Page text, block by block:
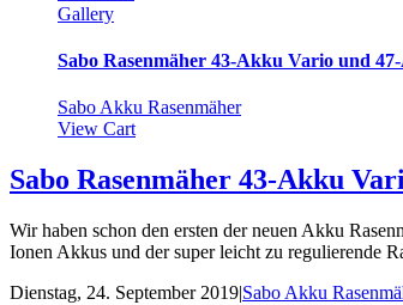
Gallery
Sabo Rasenmäher 43-Akku Vario und
Sabo Akku Rasenmäher
View Cart
Sabo Rasenmäher 43-Akku
Wir haben schon den ersten der neuen Akku
Ionen Akkus und der super leicht zu regulierende
Dienstag, 24. September 2019|Sabo Akku